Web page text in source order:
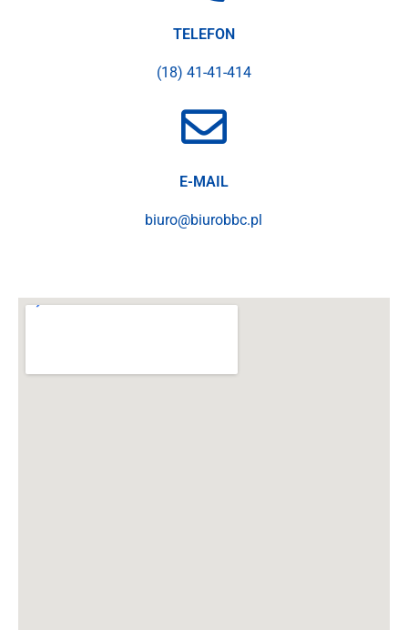
TELEFON
(18) 41-41-414
E-MAIL
biuro@biurobbc.pl